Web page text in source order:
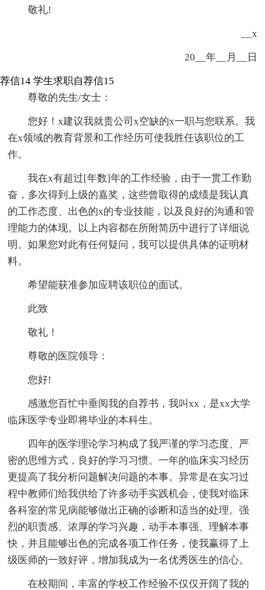
敬礼!
__x
20__年__月__日
荐信14
尊敬的先生/女士：
您好！x建议我就贵公司x空缺的x一职与您联系。我
在x领域的教育背景和工作经历可使我胜任该职位的工
作。
我在x有超过[年数]年的工作经验，由于一贯工作勤
奋，多次得到上级的嘉奖，这些曾取得的成绩是我认真
的工作态度、出色的x的专业技能，以及良好的沟通和管
理能力的体现。以上内容都在所附简历中进行了详细说
明。如果您对此有任何疑问，我可以提供具体的证明材
料。
希望能获准参加应聘该职位的面试。
此致
敬礼！
学生求职自荐信15
尊敬的医院领导：
您好!
感激您百忙中垂阅我的自荐书，我叫xx，是xx大学
临床医学专业即将毕业的本科生。
四年的医学理论学习构成了我严谨的学习态度、严
密的思维方式，良好的学习习惯。一年的临床实习经历
更提高了我分析问题解决问题的本事。异常是在实习过
程中教师们给我供给了许多动手实践机会，使我对临床
各科室的常见病能够做出正确的诊断和适当的处理。强
烈的职责感、浓厚的学习兴趣，动手本事强、理解本事
快，并且能够出色的完成各项工作任务，使我赢得了上
级医师的一致好评，增加我成为一名优秀医生的信心。
在校期间，丰富的学校工作经验不仅仅开阔了我的